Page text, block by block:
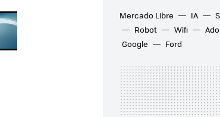
Mercado Libre
IA
Robot
Wifi
Google
Ford